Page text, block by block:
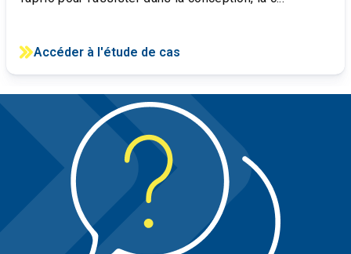
Accéder à l'étude de cas